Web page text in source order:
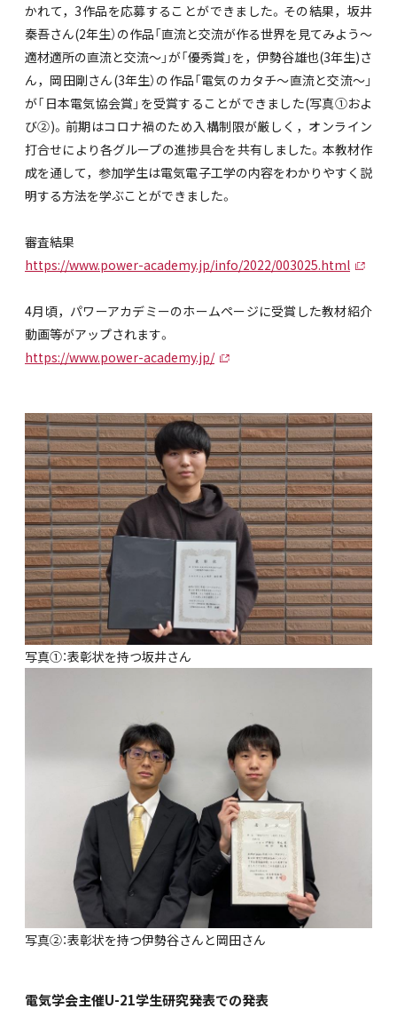
かれて，3作品を応募することができました。その結果，坂井
秦吾さん(2年生）の作品「直流と交流が作る世界を見てみよう～
適材適所の直流と交流～」が「優秀賞」を，伊勢谷雄也(3年生)さ
ん，岡田剛さん(3年生）の作品「電気のカタチ～直流と交流～」
が「日本電気協会賞」を受賞することができました(写真①およ
び②)。前期はコロナ禍のため入構制限が厳しく，オンライン
打合せにより各グループの進捗具合を共有しました。本教材作
成を通して，参加学生は電気電子工学の内容をわかりやすく説
明する方法を学ぶことができました。
審査結果
https://www.power-academy.jp/info/2022/003025.html
4月頃，パワーアカデミーのホームページに受賞した教材紹介
動画等がアップされます。
https://www.power-academy.jp/
写真①：表彰状を持つ坂井さん
写真②：表彰状を持つ伊勢谷さんと岡田さん
電気学会主催U-21学生研究発表での発表